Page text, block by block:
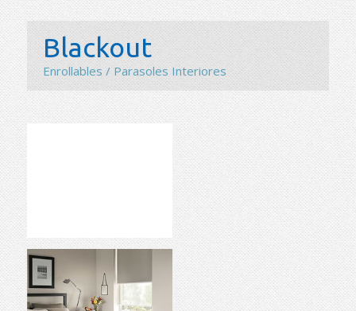
Blackout
Enrollables / Parasoles Interiores